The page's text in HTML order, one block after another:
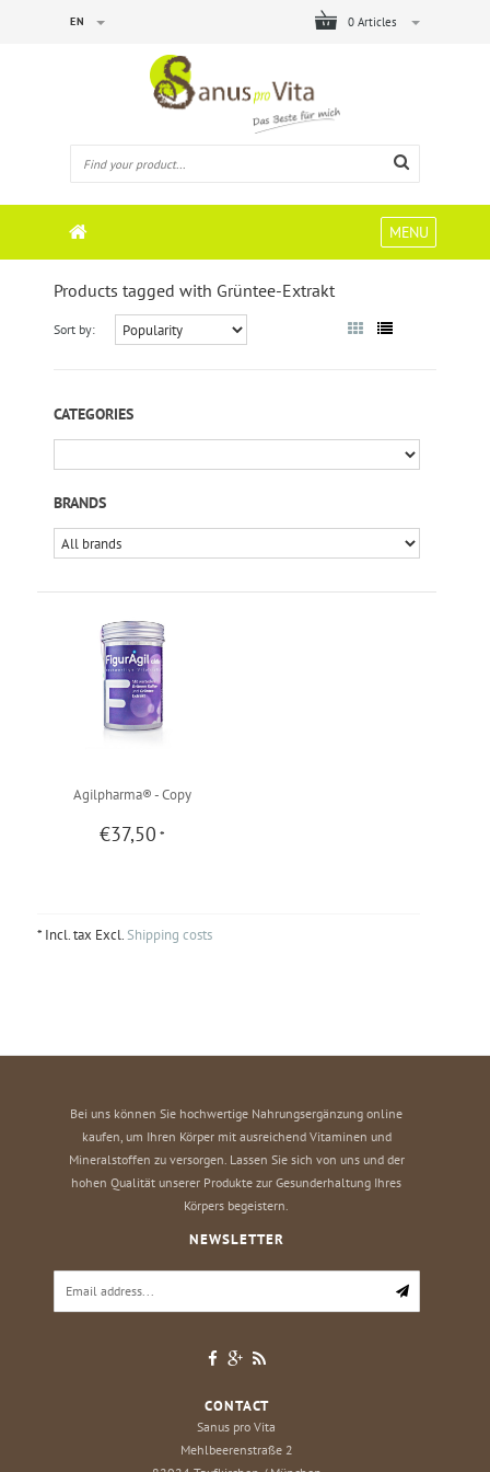
0 Articles
EN
MENU
Products tagged with Grüntee-Extrakt
Sort by:
CATEGORIES
BRANDS
Agilpharma® - Copy
€37,50 *
* Incl. tax Excl.Shipping costs
Bei uns können Sie hochwertige Nahrungsergänzung online
kaufen, um Ihren Körper mit ausreichend Vitaminen und
Mineralstoffen zu versorgen. Lassen Sie sich von uns und der
hohen Qualität unserer Produkte zur Gesunderhaltung Ihres
Körpers begeistern.
NEWSLETTER
CONTACT
Sanus pro Vita
Mehlbeerenstraße 2